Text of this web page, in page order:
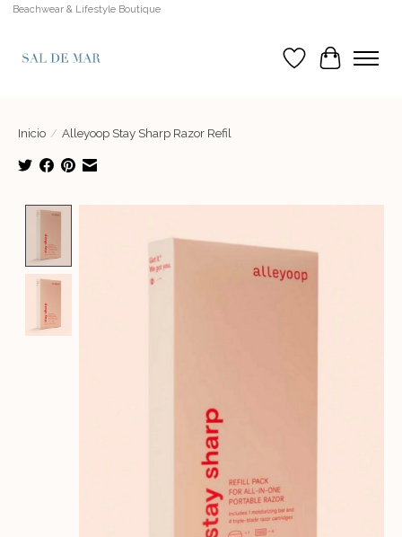
Beachwear & Lifestyle Boutique
Lista de deseos
Cesta
Inicio / Alleyoop Stay Sharp Razor Refil